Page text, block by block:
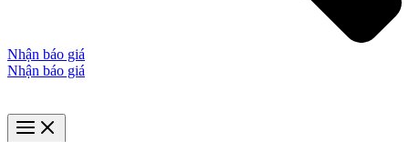
Nhận báo giá
Nhận báo giá